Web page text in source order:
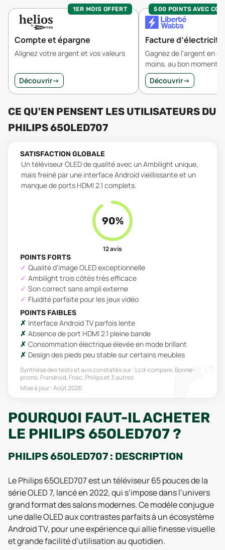
1ER MOIS OFFERT
Compte et épargne
Alignez votre argent et vos valeurs
Découvrir→
500 POINTS AVEC
Facture d’électricité
Gagnez de l'argent en
moins, au bon moment.
Découvrir→
CE QU'EN PENSENT LES UTILISATEURS DU
PHILIPS 65OLED707
SATISFACTION GLOBALE
Un téléviseur OLED de qualité avec un Ambilight unique,
mais freiné par une interface Android vieillissante et un
manque de ports HDMI 2.1 complets.
90%
12avis
POINTS FORTS
Qualité d'image OLED exceptionnelle
Ambilight trois côtés très efficace
Son correct sans ampli externe
Fluidité parfaite pour les jeux vidéo
POINTS FAIBLES
Interface Android TV parfois lente
Absence de port HDMI 2.1 pleine bande
Consommation électrique élevée en mode brillant
Design des pieds peu stable sur certains meubles
Synthèse des tests et avis constatés sur : Lcd-compare, Bonne-
promo, Frandroid, Fnac, Philipset 3 autres
Mise à jour :Août 2026
POURQUOI FAUT-IL ACHETER
LE PHILIPS 65OLED707 ?
PHILIPS 65OLED707 : DESCRIPTION
Le Philips 65OLED707 est un téléviseur 65 pouces de la
série OLED 7, lancé en 2022, qui s’impose dans l’univers
grand format des salons modernes. Ce modèle conjugue
une dalle OLED aux contrastes parfaits à un écosystème
Android TV, pour une expérience qui allie finesse visuelle
et grande facilité d’utilisation au quotidien.